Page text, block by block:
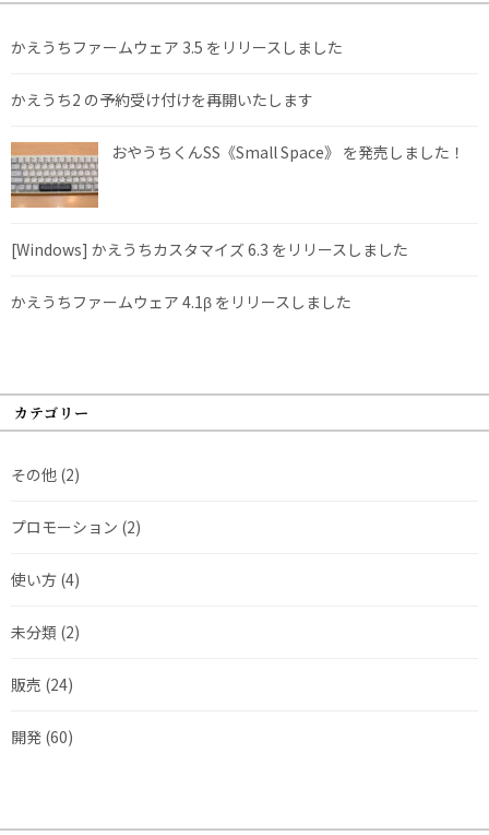
かえうちファームウェア 3.5 をリリースしました
かえうち2 の予約受け付けを再開いたします
おやうちくんSS《Small Space》 を発売しました！
[Windows] かえうちカスタマイズ 6.3 をリリースしました
かえうちファームウェア 4.1β をリリースしました
カテゴリー
その他 (2)
プロモーション (2)
使い方 (4)
未分類 (2)
販売 (24)
開発 (60)